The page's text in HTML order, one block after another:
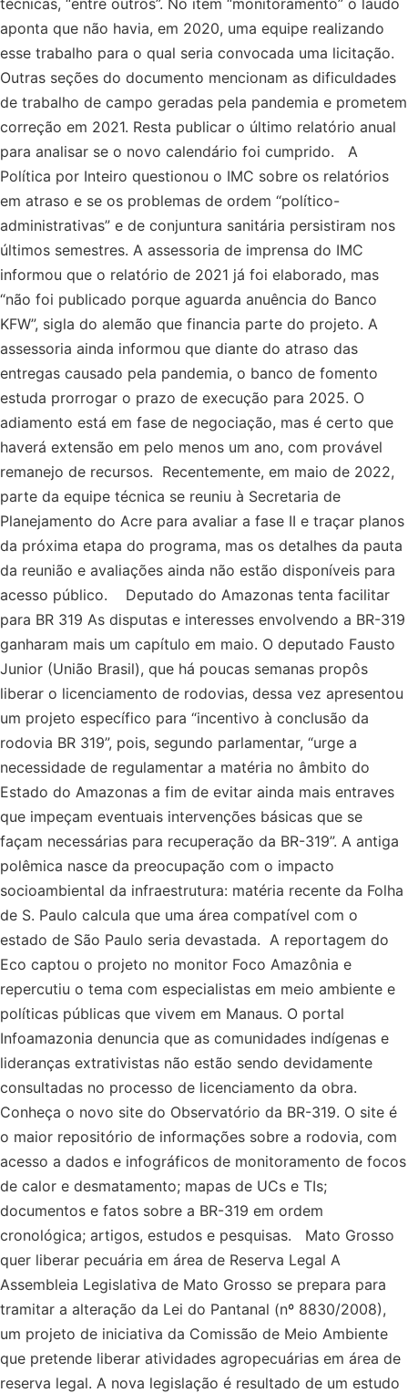
aponta que não havia, em 2020, uma equipe realizando
esse trabalho para o qual seria convocada uma licitação.
Outras seções do documento mencionam as dificuldades
de trabalho de campo geradas pela pandemia e prometem
correção em 2021. Resta publicar o último relatório anual
para analisar se o novo calendário foi cumprido. A
Política por Inteiro questionou o IMC sobre os relatórios
em atraso e se os problemas de ordem “político-
administrativas” e de conjuntura sanitária persistiram nos
últimos semestres. A assessoria de imprensa do IMC
informou que o relatório de 2021 já foi elaborado, mas
“não foi publicado porque aguarda anuência do Banco
KFW”, sigla do alemão que financia parte do projeto. A
assessoria ainda informou que diante do atraso das
entregas causado pela pandemia, o banco de fomento
estuda prorrogar o prazo de execução para 2025. O
adiamento está em fase de negociação, mas é certo que
haverá extensão em pelo menos um ano, com provável
remanejo de recursos. Recentemente, em maio de 2022,
parte da equipe técnica se reuniu à Secretaria de
Planejamento do Acre para avaliar a fase II e traçar planos
da próxima etapa do programa, mas os detalhes da pauta
da reunião e avaliações ainda não estão disponíveis para
acesso público. Deputado do Amazonas tenta facilitar
para BR 319 As disputas e interesses envolvendo a BR-319
ganharam mais um capítulo em maio. O deputado Fausto
Junior (União Brasil), que há poucas semanas propôs
liberar o licenciamento de rodovias, dessa vez apresentou
um projeto específico para “incentivo à conclusão da
rodovia BR 319”, pois, segundo parlamentar, “urge a
necessidade de regulamentar a matéria no âmbito do
Estado do Amazonas a fim de evitar ainda mais entraves
que impeçam eventuais intervenções básicas que se
façam necessárias para recuperação da BR-319”. A antiga
polêmica nasce da preocupação com o impacto
socioambiental da infraestrutura: matéria recente da Folha
de S. Paulo calcula que uma área compatível com o
estado de São Paulo seria devastada. A reportagem do
Eco captou o projeto no monitor Foco Amazônia e
repercutiu o tema com especialistas em meio ambiente e
políticas públicas que vivem em Manaus. O portal
Infoamazonia denuncia que as comunidades indígenas e
lideranças extrativistas não estão sendo devidamente
consultadas no processo de licenciamento da obra.
Conheça o novo site do Observatório da BR-319. O site é
o maior repositório de informações sobre a rodovia, com
acesso a dados e infográficos de monitoramento de focos
de calor e desmatamento; mapas de UCs e TIs;
documentos e fatos sobre a BR-319 em ordem
cronológica; artigos, estudos e pesquisas. Mato Grosso
quer liberar pecuária em área de Reserva Legal A
Assembleia Legislativa de Mato Grosso se prepara para
tramitar a alteração da Lei do Pantanal (nº 8830/2008),
um projeto de iniciativa da Comissão de Meio Ambiente
que pretende liberar atividades agropecuárias em área de
reserva legal. A nova legislação é resultado de um estudo